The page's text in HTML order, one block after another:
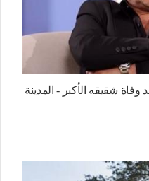
شقيقه الأكبر - المدينة